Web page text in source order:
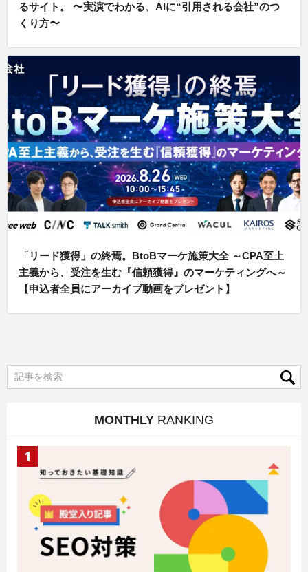
るサイト。 〜実演でわかる、AIに“引用される会社”のつ
くり方〜
「リード獲得」の終焉。BtoBマーケ施策大全 ～CPA至上
主義から、受注を生む『信頼獲得』のマーケティングへ～
【申込者全員にアーカイブ動画をプレゼント】
MONTHLY RANKING